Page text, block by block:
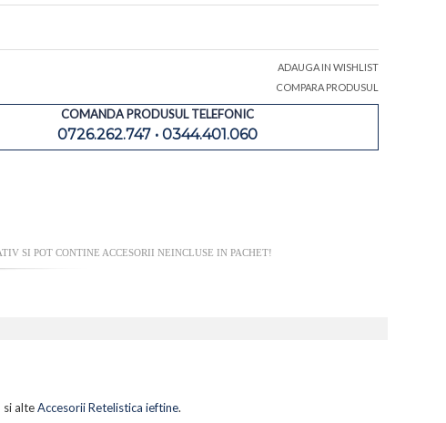
ADAUGA IN WISHLIST
COMPARA PRODUSUL
COMANDA PRODUSUL TELEFONIC
0726.262.747 • 0344.401.060
SI POT CONTINE ACCESORII NEINCLUSE IN PACHET!
si alteAccesorii Retelistica ieftine.